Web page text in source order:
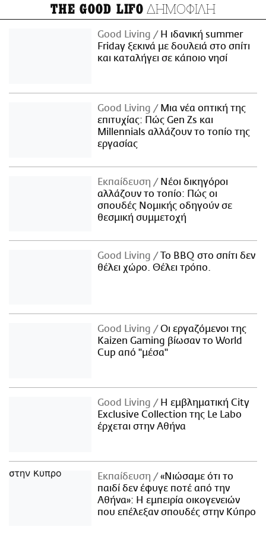
THE GOOD LIFO ΔΗΜΟΦΙΛΗ
Good Living
Η ιδανική summer
Friday ξεκινά με δουλειά στο σπίτι
και καταλήγει σε κάποιο νησί
Good Living
Μια νέα οπτική της
επιτυχίας: Πώς Gen Zs και
Millennials αλλάζουν το τοπίο της
εργασίας
Εκπαίδευση
Νέοι δικηγόροι
αλλάζουν το τοπίο: Πώς οι
σπουδές Νομικής οδηγούν σε
θεσμική συμμετοχή
Good Living
Το BBQ στο σπίτι δεν
θέλει χώρο. Θέλει τρόπο.
Good Living
Οι εργαζόμενοι της
Kaizen Gaming βίωσαν το World
Cup από "μέσα"
Good Living
Η εμβληματική City
Exclusive Collection της Le Labo
έρχεται στην Αθήνα
Εκπαίδευση
«Νιώσαμε ότι το
παιδί δεν έφυγε ποτέ από την
Αθήνα»: Η εμπειρία οικογενειών
που επέλεξαν σπουδές στην Κύπρο